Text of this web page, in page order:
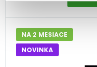
NA 2 MESIACE
NOVINKA